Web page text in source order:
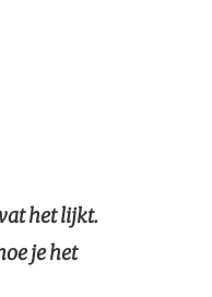
het lijkt.
je het